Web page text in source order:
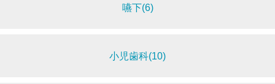
嚥下(6)
小児歯科(10)